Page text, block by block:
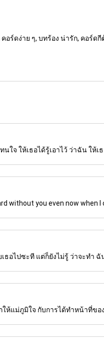
ร์ดง่าย ๆ, บทร้อง น่ารัก, คอร์ดกี
จ ให้เธอได้รู้เอาไว้ ว่าฉัน ให้เธ
without you even now when I
ธอไปซะที แต่ก็ยังไม่รู้ ว่าจะทำ ฉั
แม่ภูมิใจ กับการได้ทำหน้าที่ขอ